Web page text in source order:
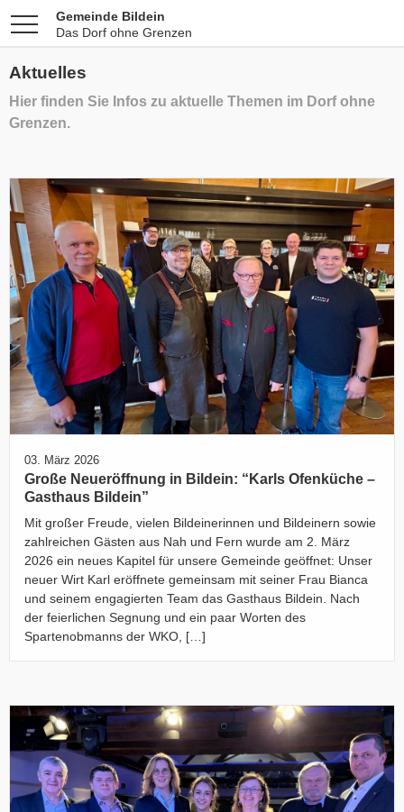
Gemeinde Bildein
Das Dorf ohne Grenzen
Aktuelles
Hier finden Sie Infos zu aktuelle Themen im Dorf ohne
Grenzen.
03. März 2026
Große Neueröffnung in Bildein: “Karls Ofenküche –
Gasthaus Bildein”
Mit großer Freude, vielen Bildeinerinnen und Bildeinern sowie
zahlreichen Gästen aus Nah und Fern wurde am 2. März
2026 ein neues Kapitel für unsere Gemeinde geöffnet: Unser
neuer Wirt Karl eröffnete gemeinsam mit seiner Frau Bianca
und seinem engagierten Team das Gasthaus Bildein. Nach
der feierlichen Segnung und ein paar Worten des
Spartenobmanns der WKO, […]